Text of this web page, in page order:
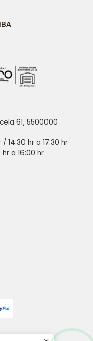
61, 5500000
14:30 hr a 17:30 hr
a 16:00 hr
en higiene.